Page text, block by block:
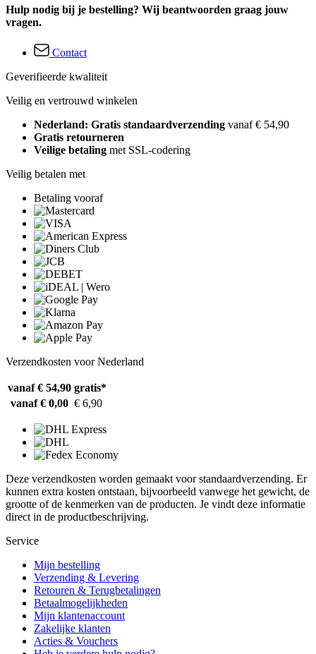
Hulp nodig bij je bestelling? Wij beantwoorden graag jouw
vragen.
Contact
Geverifieerde kwaliteit
Veilig en vertrouwd winkelen
Nederland: Gratis standaardverzending vanaf € 54,90
Gratis retourneren
Veilige betaling met SSL-codering
Veilig betalen met
Betaling vooraf
Verzendkosten voor Nederland
vanaf € 54,90 gratis*
vanaf € 0,00 € 6,90
Deze verzendkosten worden gemaakt voor standaardverzending. Er
kunnen extra kosten ontstaan, bijvoorbeeld vanwege het gewicht, de
grootte of de kenmerken van de producten. Je vindt deze informatie
direct in de productbeschrijving.
Service
Mijn bestelling
Verzending & Levering
Retouren & Terugbetalingen
Betaalmogelijkheden
Mijn klantenaccount
Zakelijke klanten
Acties & Vouchers